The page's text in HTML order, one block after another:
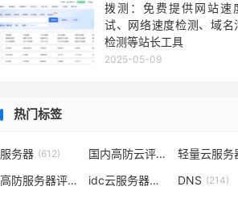
拨测：免费提供网站速
试、网络速度检测、域名
检测等站长工具
2025-05-09
热门标签
服务器 (612) 国内高防云评测 (302)
高防服务器评测 (232) idc云服务器评测 (223)
DNS (214)